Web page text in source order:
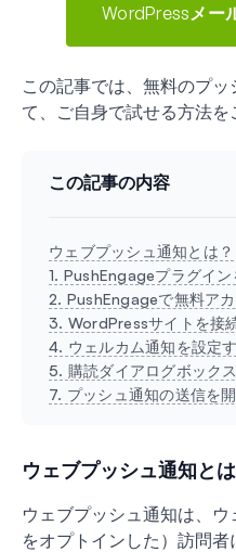
WordPressメー
この記事では、無料のプ
て、ご自身で試せる方法を
この記事の内容
ウェブプッシュ通知とは？
1. PushEngageプラグイ
2. PushEngageで無料ア
3. WordPressサイトを接
4. ウェルカム通知を設定
5. 購読ダイアログボック
7. プッシュ通知の送信を
ウェブプッシュ通知と
ウェブプッシュ通知は、
をオプトインした）訪問